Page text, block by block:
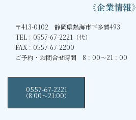
《企業情報》
〒413-0102 静岡県熱海市下多賀493
TEL：0557-67-2221（代）
FAX：0557-67-2200
ご予約・お問合せ時間 8：00～21：00
0557-67-2221
（8:00〜21:00）